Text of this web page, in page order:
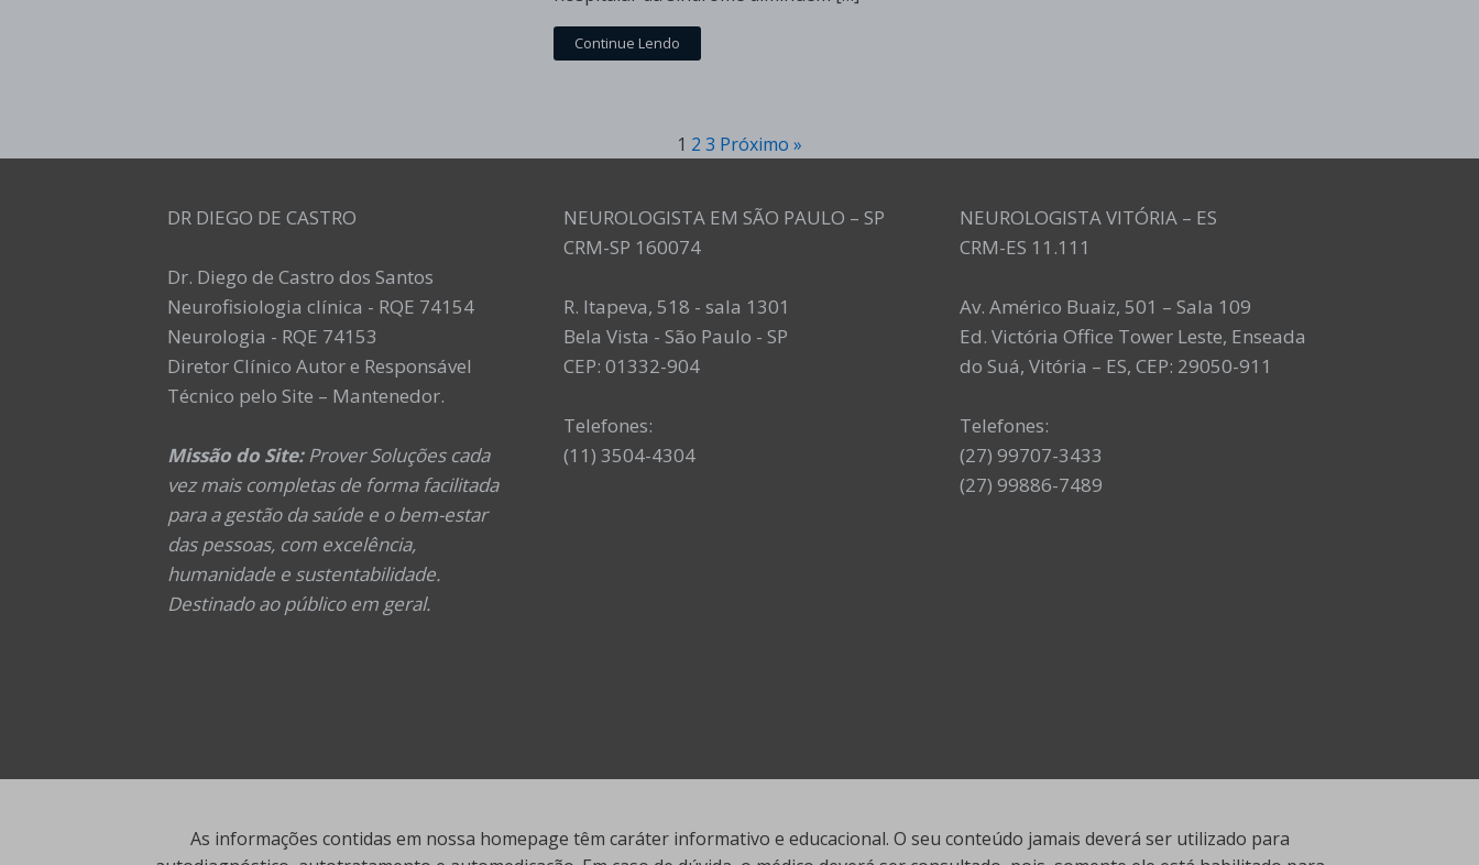
Continue Lendo
1 2 3 Próximo »
DR DIEGO DE CASTRO
Dr. Diego de Castro dos Santos
Neurofisiologia clínica - RQE 74154
Neurologia - RQE 74153
Diretor Clínico Autor e Responsável
Técnico pelo Site – Mantenedor.
Missão do Site:Prover Soluções cada
vez mais completas de forma facilitada
para a gestão da saúde e o bem-estar
das pessoas, com excelência,
humanidade e sustentabilidade.
Destinado ao público em geral.
NEUROLOGISTA EM SÃO PAULO – SP
CRM-SP 160074
R. Itapeva, 518 - sala 1301
Bela Vista - São Paulo - SP
CEP: 01332-904
Telefones:
(11) 3504-4304
NEUROLOGISTA VITÓRIA – ES
CRM-ES 11.111
Av. Américo Buaiz, 501 – Sala 109
Ed. Victória Office Tower Leste, Enseada
do Suá, Vitória – ES, CEP: 29050-911
Telefones:
(27) 99707-3433
(27) 99886-7489
As informações contidas em nossa homepage têm caráter informativo e educacional. O seu conteúdo jamais deverá ser utilizado para